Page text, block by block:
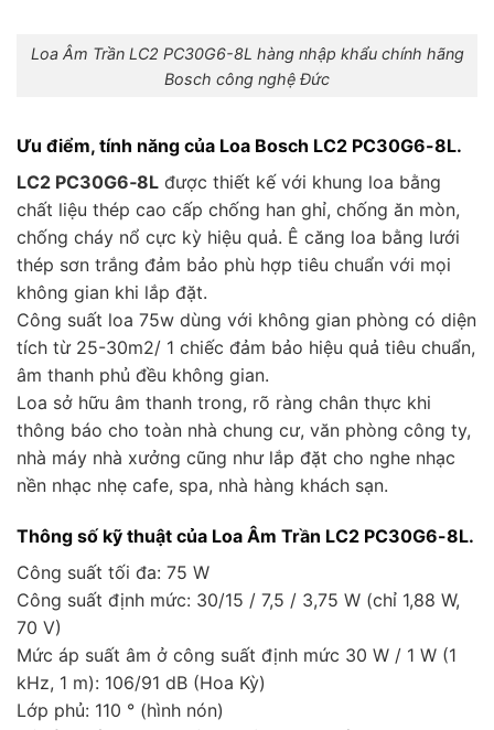
Loa Âm Trần LC2 PC30G6-8L hàng nhập khẩu chính hãng
Bosch công nghệ Đức
Ưu điểm, tính năng của Loa Bosch LC2 PC30G6-8L.
LC2 PC30G6‑8L được thiết kế với khung loa bằng
chất liệu thép cao cấp chống han ghỉ, chống ăn mòn,
chống cháy nổ cực kỳ hiệu quả. Ê căng loa bằng lưới
thép sơn trắng đảm bảo phù hợp tiêu chuẩn với mọi
không gian khi lắp đặt.
Công suất loa 75w dùng với không gian phòng có diện
tích từ 25-30m2/ 1 chiếc đảm bảo hiệu quả tiêu chuẩn,
âm thanh phủ đều không gian.
Loa sở hữu âm thanh trong, rõ ràng chân thực khi
thông báo cho toàn nhà chung cư, văn phòng công ty,
nhà máy nhà xưởng cũng như lắp đặt cho nghe nhạc
nền nhạc nhẹ cafe, spa, nhà hàng khách sạn.
Thông số kỹ thuật của Loa Âm Trần LC2 PC30G6-8L.
Công suất tối đa: 75 W
Công suất định mức: 30/15 / 7,5 / 3,75 W (chỉ 1,88 W,
70 V)
Mức áp suất âm ở công suất định mức 30 W / 1 W (1
kHz, 1 m): 106/91 dB (Hoa Kỳ)
Lớp phủ: 110 ° (hình nón)